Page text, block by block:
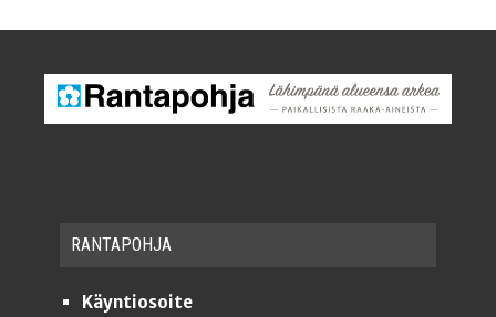
RAN­TA­POH­JA
Käyntiosoite